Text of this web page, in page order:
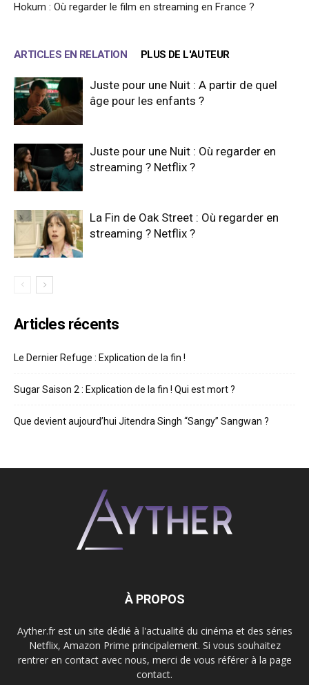
Hokum : Où regarder le film en streaming en France ?
ARTICLES EN RELATION PLUS DE L'AUTEUR
Juste pour une Nuit : A partir de quel
âge pour les enfants ?
Juste pour une Nuit : Où regarder en
streaming ? Netflix ?
La Fin de Oak Street : Où regarder en
streaming ? Netflix ?
Articles récents
Le Dernier Refuge : Explication de la fin !
Sugar Saison 2 : Explication de la fin ! Qui est mort ?
Que devient aujourd’hui Jitendra Singh “Sangy” Sangwan ?
À PROPOS
Ayther.fr est un site dédié à l'actualité du cinéma et des séries
Netflix, Amazon Prime principalement. Si vous souhaitez
rentrer en contact avec nous, merci de vous référer à la page
contact.